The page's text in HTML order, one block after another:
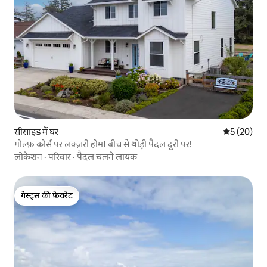
सीसाइड में घर औसत रेटिंग
5 (20)
गोल्फ़ कोर्स पर लक्ज़री होम। बीच से थोड़ी पैदल दूरी पर!
लोकेशन ·परिवार ·पैदल चलने लायक
गेस्ट्स की फ़ेवरेट
गेस्ट्स की फ़ेवरेट